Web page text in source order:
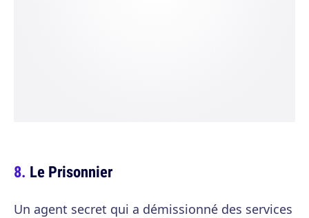
Le Prisonnier
Un agent secret qui a démissionné des services